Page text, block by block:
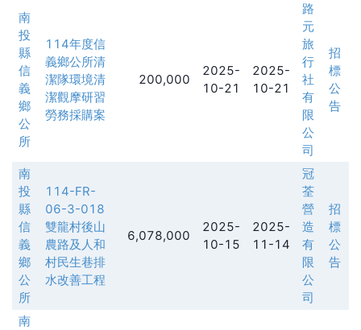
南
投
縣
信
義
鄉
公
所
114年度信
義鄉公所清
潔隊環境清
潔觀摩研習
勞務採購案
200,000
2025-
10-21
2025-
10-21
路
元
旅
行
社
有
限
公
司
招
標
公
告
南
投
縣
信
義
鄉
公
所
114-FR-
06-3-018
雙龍村後山
農路及人和
村民生巷排
水改善工程
6,078,000
2025-
10-15
2025-
11-14
冠
荃
營
造
有
限
公
司
招
標
公
告
南